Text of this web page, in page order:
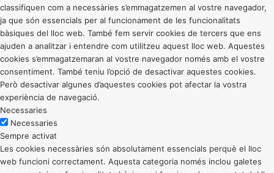
classifiquen com a necessàries s’emmagatzemen al vostre navegador,
ja que són essencials per al funcionament de les funcionalitats
bàsiques del lloc web. També fem servir cookies de tercers que ens
ajuden a analitzar i entendre com utilitzeu aquest lloc web. Aquestes
cookies s’emmagatzemaran al vostre navegador només amb el vostre
consentiment. També teniu l’opció de desactivar aquestes cookies.
Però desactivar algunes d’aquestes cookies pot afectar la vostra
experiència de navegació.
Necessaries
Necessaries
Sempre activat
Les cookies necessàries són absolutament essencials perquè el lloc
web funcioni correctament. Aquesta categoria només inclou galetes